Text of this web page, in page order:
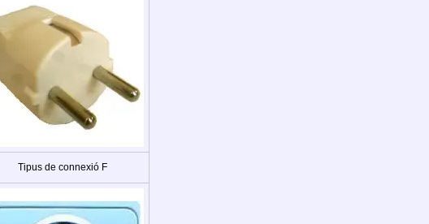
Tipus de connexió F